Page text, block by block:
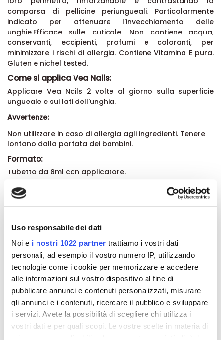
Uso responsabile dei dati
Noi e i nostri 1022 partner trattiamo i vostri dati
personali, ad esempio il vostro numero IP, utilizzando
tecnologie come i cookie per memorizzare e accedere
alle informazioni sul vostro dispositivo al fine di
pubblicare annunci e contenuti personalizzati, misurare
gli annunci e i contenuti, ricercare il pubblico e sviluppare
i servizi. Avete la possibilità di scegliere chi utilizza i
vostri dati e per quali scopi. Le vostre scelte in materia di
comparsa di pellicine periungueali. Particolarmente
indicato per attenuare l'invecchiamento delle
unghie.Efficace sulle cuticole. Non contiene acqua,
conservanti, eccipienti, profumi e coloranti, per
minimizzare i rischi di allergia. Contiene Vitamina E pura.
Gluten e nichel tested.
Come si applica Vea Nails:
Applicare Vea Nails 2 volte al giorno sulla superficie
ungueale e sui lati dell'unghia.
Avvertenze:
Non utilizzare in caso di allergia agli ingredienti. Tenere
lontano dalla portata dei bambini.
Formato:
Tubetto da 8ml con applicatore.
Dettagli del prodotto
Altri prodotti che potrebbero
interessarti